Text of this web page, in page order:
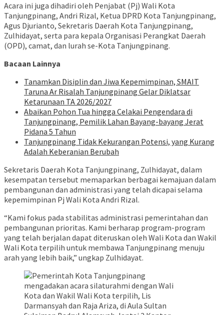
Acara ini juga dihadiri oleh Penjabat (Pj) Wali Kota
Tanjungpinang, Andri Rizal, Ketua DPRD Kota Tanjungpinang,
Agus Djurianto, Sekretaris Daerah Kota Tanjungpinang,
Zulhidayat, serta para kepala Organisasi Perangkat Daerah
(OPD), camat, dan lurah se-Kota Tanjungpinang.
Bacaan Lainnya
Tanamkan Disiplin dan Jiwa Kepemimpinan, SMAIT
Taruna Ar Risalah Tanjungpinang Gelar Diklatsar
Ketarunaan TA 2026/2027
Abaikan Pohon Tua hingga Celakai Pengendara di
Tanjungpinang, Pemilik Lahan Bayang-bayang Jerat
Pidana 5 Tahun
Tanjungpinang Tidak Kekurangan Potensi, yang Kurang
Adalah Keberanian Berubah
Sekretaris Daerah Kota Tanjungpinang, Zulhidayat, dalam
kesempatan tersebut memaparkan berbagai kemajuan dalam
pembangunan dan administrasi yang telah dicapai selama
kepemimpinan Pj Wali Kota Andri Rizal.
“Kami fokus pada stabilitas administrasi pemerintahan dan
pembangunan prioritas. Kami berharap program-program
yang telah berjalan dapat diteruskan oleh Wali Kota dan Wakil
Wali Kota terpilih untuk membawa Tanjungpinang menuju
arah yang lebih baik,” ungkap Zulhidayat.